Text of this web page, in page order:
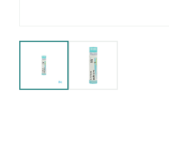
View larger imageView larger image